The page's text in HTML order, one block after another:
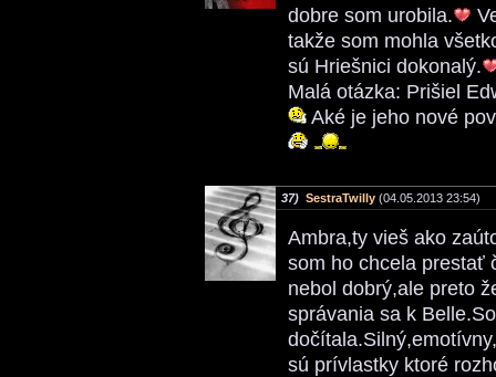
dobre som urobila.
takže som mohla
sú Hriešnici dokonalý.
Malá otázka: Prišiel
Aké je jeho nové
37) SestraTwilly (04.05.2013 23:54)
Ambra,ty vieš ako
som ho chcela prestať
nebol dobrý,ale preto
správania sa k
sú prívlastky ktoré